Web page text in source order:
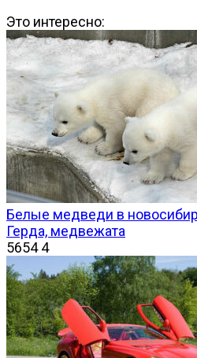
Это интересно:
Белые медведи в
Герда, медвежата
5654 4